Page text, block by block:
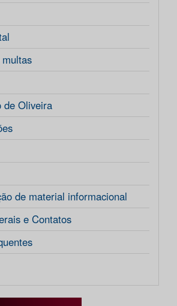
de Oliveira
de material informacional
e Contatos